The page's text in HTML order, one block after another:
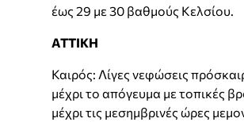
έως 29 με 30 βαθμούς Κελσίου.
ΑΤΤΙΚΗ
Καιρός: Λίγες νεφώσεις
μέχρι το απόγευμα με τοπικές
μέχρι τις μεσημβρινές ώρες